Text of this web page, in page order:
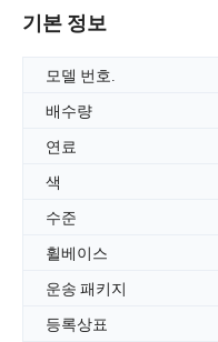
기본 정보
모델 번호.
배수량
연료
색
수준
휠베이스
운송 패키지
등록상표